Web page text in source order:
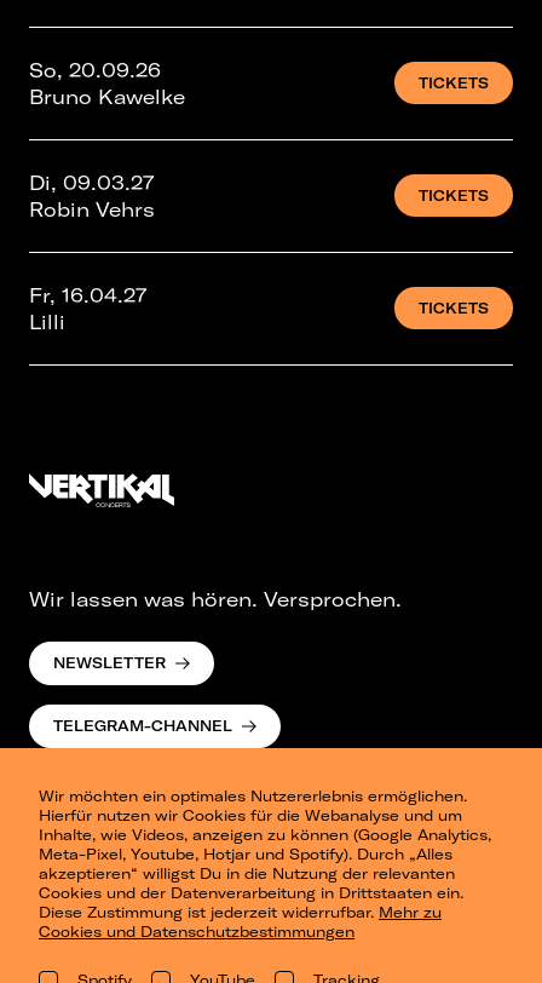
So, 20.09.26
Bruno Kawelke
TICKETS
Di, 09.03.27
Robin Vehrs
TICKETS
Fr, 16.04.27
Lilli
TICKETS
Wir möchten ein optimales Nutzererlebnis ermöglichen.
Hierfür nutzen wir Cookies für die Webanalyse und um
Inhalte, wie Videos, anzeigen zu können (Google Analytics,
Meta-Pixel, Youtube, Hotjar und Spotify). Durch „Alles
akzeptieren“ willigst Du in die Nutzung der relevanten
Cookies und der Datenverarbeitung in Drittstaaten ein.
Diese Zustimmung ist jederzeit widerrufbar. Mehr zu
Cookies und Datenschutzbestimmungen
Wir lassen was hören. Versprochen.
NEWSLETTER
TELEGRAM-CHANNEL
Presse
Berlin
Dresden
Leipzig